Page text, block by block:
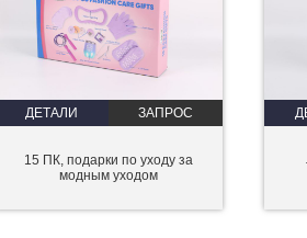
ДЕТАЛИ ЗАПРОС
15 ПК, подарки по уходу за
модным уходом